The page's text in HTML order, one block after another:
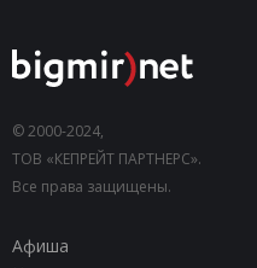
© 2000-2024,
ТОВ «КЕПРЕЙТ ПАРТНЕРС».
Все права защищены.
Афиша